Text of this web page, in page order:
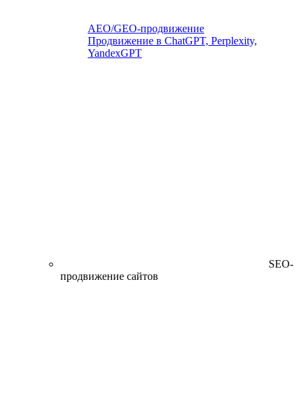
AEO/GEO-продвижение
Продвижение в ChatGPT, Perplexity,
YandexGPT
SEO-
продвижение сайтов